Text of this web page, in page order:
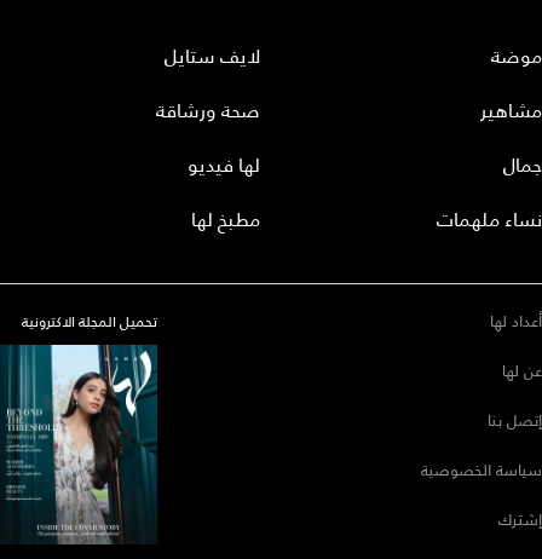
موضة
مشاهير
جمال
نساء ملهمات
لايف ستايل
صحة ورشاقة
لها فيديو
مطبخ لها
أعداد لها
عن لها
إتصل بنا
سياسة الخصوصية
إشترك
تحميل المجلة الاكترونية